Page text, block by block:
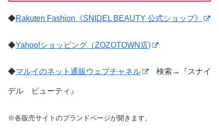
◆Rakuten Fashion《SNIDEL BEAUTY 公式ショップ》
◆Yahoo!ショッピング（ZOZOTOWN店)
◆マルイのネット通販ウェブチャネル 検索→『スナイ
デル ビューティ』
※各販売サイトのブランドページが開きます。